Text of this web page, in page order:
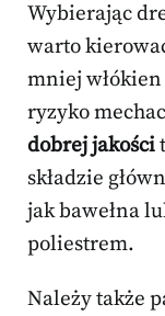
Wybierając
warto
mniej
ryzyko
dobrej jakości
składzie
jak bawełna
poliestrem.
Należy także